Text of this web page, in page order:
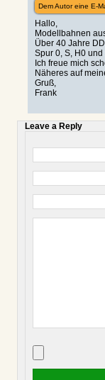
Dem Autor eine E-
Hallo,
Modellbahnen
Über 40 Jahre
Spur 0, S, H0
Ich freue mich
Näheres auf
Gruß,
Frank
Leave a Reply